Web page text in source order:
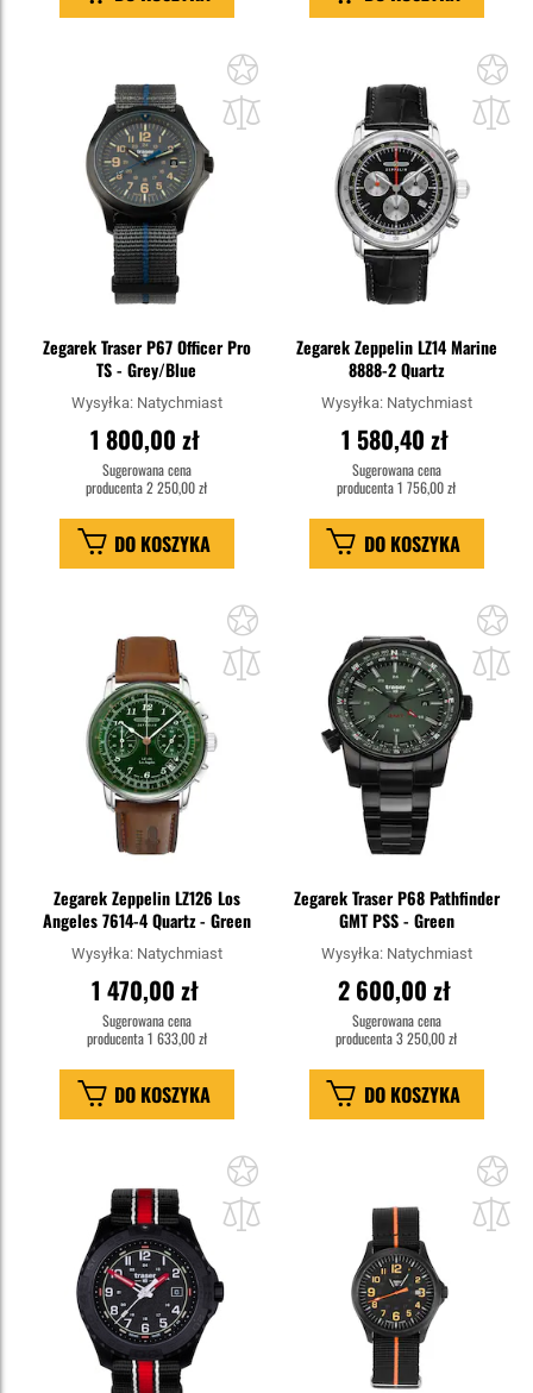
do
schowka
Zegarek Traser P67 Officer Pro
TS - Grey/Blue
Wysyłka: Natychmiast
1 800,00 zł
Sugerowana cena
producenta2 250,00 zł
DO KOSZYKA
do
Zegarek Zeppelin LZ14 Marine
8888-2 Quartz
Wysyłka: Natychmiast
1 580,40 zł
Sugerowana cena
producenta1 756,00 zł
DO KOSZYKA
do
schowka
Zegarek Zeppelin LZ126 Los
Angeles 7614-4 Quartz - Green
Wysyłka: Natychmiast
1 470,00 zł
Sugerowana cena
producenta1 633,00 zł
DO KOSZYKA
do
Zegarek Traser P68 Pathfinder
GMT PSS - Green
Wysyłka: Natychmiast
2 600,00 zł
Sugerowana cena
producenta3 250,00 zł
DO KOSZYKA
do
schowka
do